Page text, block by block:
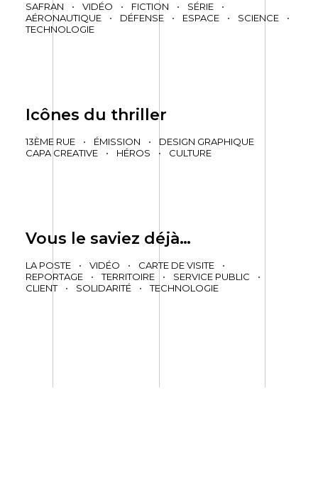
SAFRAN • VIDÉO • FICTION • SÉRIE
•
AÉRONAUTIQUE
• DÉFENSE • ESPACE • SCIENCE
•
TECHNOLOGIE
Icônes du thriller
13ÈME RUE • ÉMISSION •
DESIGN GRAPHIQUE
CAPA CREATIVE
• HÉROS • CULTURE
Vous le saviez déjà…
LA POSTE • VIDÉO • CARTE DE VISITE
•
REPORTAGE
• TERRITOIRE • SERVICE PUBLIC
•
CLIENT
• SOLIDARITÉ • TECHNOLOGIE